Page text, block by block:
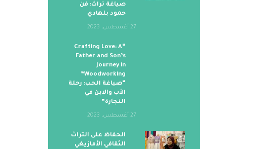
صياغة تراث: فن
حمود بلهادي
27 أغسطس، 2023
“Crafting Love: A
Father and Son’s
Journey in
Woodworking”
“صياغة الحب: رحلة
الأب والابن في
النجارة”
27 أغسطس، 2023
الحفاظ على التراث
الثقافي الأمازيغي